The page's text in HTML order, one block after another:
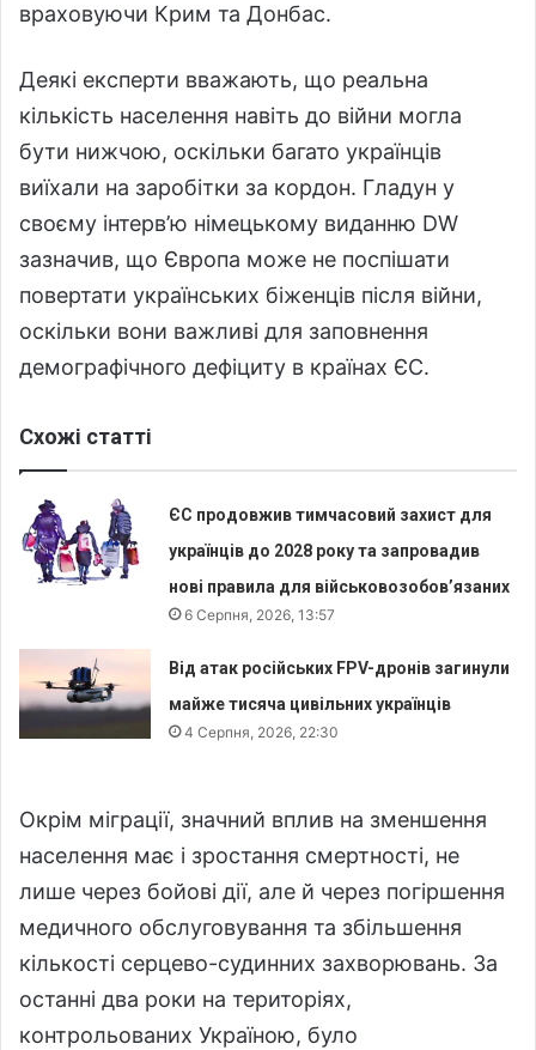
враховуючи Крим та Донбас.
Деякі експерти вважають, що реальна
кількість населення навіть до війни могла
бути нижчою, оскільки багато українців
виїхали на заробітки за кордон. Гладун у
своєму інтерв’ю німецькому виданню DW
зазначив, що Європа може не поспішати
повертати українських біженців після війни,
оскільки вони важливі для заповнення
демографічного дефіциту в країнах ЄС.
Схожі статті
ЄС продовжив тимчасовий захист для
українців до 2028 року та запровадив
нові правила для військовозобов’язаних
6 Серпня, 2026, 13:57
Від атак російських FPV-дронів загинули
майже тисяча цивільних українців
4 Серпня, 2026, 22:30
Окрім міграції, значний вплив на зменшення
населення має і зростання смертності, не
лише через бойові дії, але й через погіршення
медичного обслуговування та збільшення
кількості серцево-судинних захворювань. За
останні два роки на територіях,
контрольованих Україною, було